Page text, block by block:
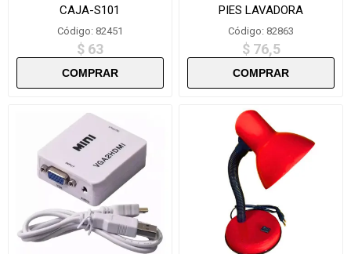
CAJA-S101
Código: 82451
$ 63
PIES LAVADORA
Código: 82863
$ 76,5